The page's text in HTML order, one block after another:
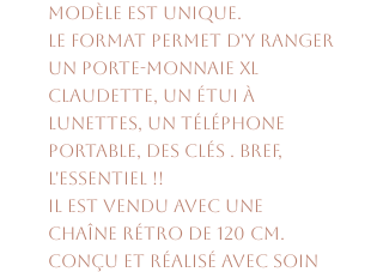
modèle est unique.
Le format permet d'y ranger
un porte-monnaie XL
Claudette, un étui à
lunettes, un téléphone
portable, des clés . Bref,
l'essentiel !!
Il est vendu avec une
chaîne rétro de 120 cm.
Conçu et réalisé avec soin